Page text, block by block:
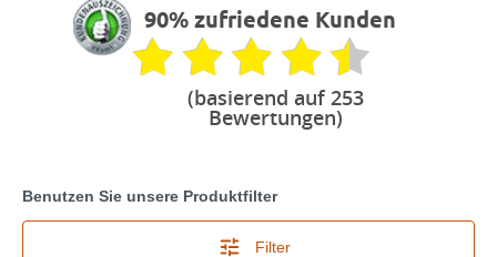
90% zufriedene Kunden
(basierend auf 253
Bewertungen)
Benutzen Sie unsere Produktfilter
Filter